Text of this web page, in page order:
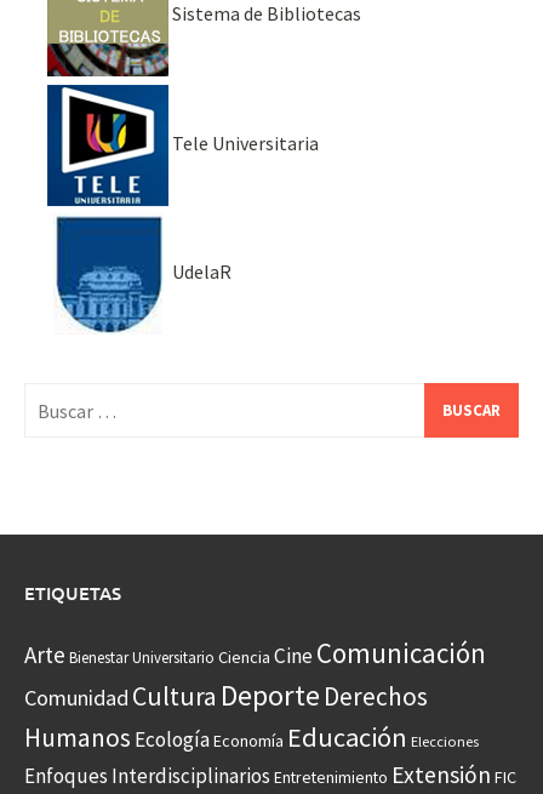
Sistema de Bibliotecas
Tele Universitaria
UdelaR
ETIQUETAS
Arte Bienestar Universitario Ciencia CineComunicación
Comunidad Cultura Deporte Derechos
Humanos EcologíaEconomía Educación Elecciones
Enfoques Interdisciplinarios Entretenimiento Extensión FIC